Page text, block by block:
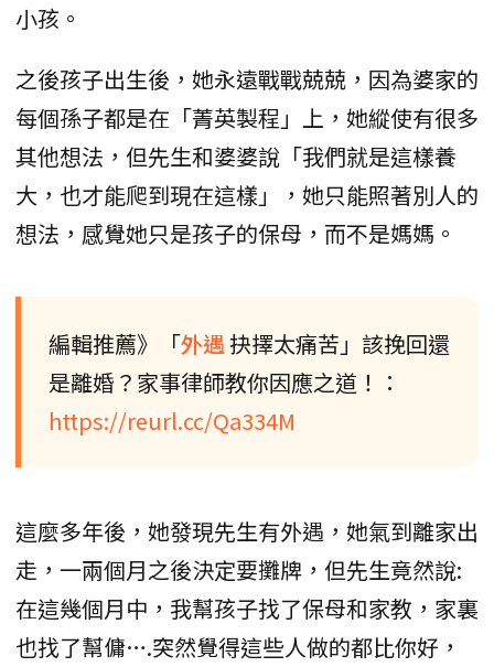
小孩。
之後孩子出生後，她永遠戰戰兢兢，因為婆家的
每個孫子都是在「菁英製程」上，她縱使有很多
其他想法，但先生和婆婆說「我們就是這樣養
大，也才能爬到現在這樣」，她只能照著別人的
想法，感覺她只是孩子的保母，而不是媽媽。
編輯推薦》「外遇抉擇太痛苦」該挽回還
是離婚？家事律師教你因應之道！：
https://reurl.cc/Qa334M
這麼多年後，她發現先生有外遇，她氣到離家出
走，一兩個月之後決定要攤牌，但先生竟然說:
在這幾個月中，我幫孩子找了保母和家教，家裏
也找了幫傭….突然覺得這些人做的都比你好，